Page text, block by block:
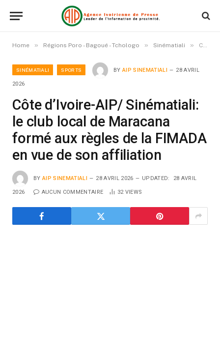
Home » Régions Poro - Bagoué - Tchologo » Sinématiali » Côte d’Ivoire-AIP/ Sinématiali: le club local de Maracana formé aux règles de la FIMADA en vue de son affiliation
SINÉMATIALI SPORTS BY AIP SINEMATIALI 28 AVRIL
2026
Côte d’Ivoire-AIP/ Sinématiali:
le club local de Maracana
formé aux règles de la FIMADA
en vue de son affiliation
BY AIP SINEMATIALI 28 AVRIL 2026 UPDATED: 28 AVRIL
2026 AUCUN COMMENTAIRE 32 VIEWS